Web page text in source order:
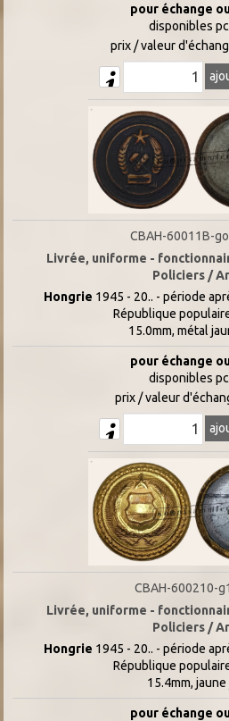
pour échange
disponibles
prix / valeur
CBAH-60011B-
Livrée, uniforme -
Policiers /
Hongrie 1945 - 20.. - période
République
15.0mm, métal
pour échange
disponibles
prix / valeur
CBAH-600210-
Livrée, uniforme -
Policiers /
Hongrie 1945 - 20.. - période
République
15.4mm,
pour échange